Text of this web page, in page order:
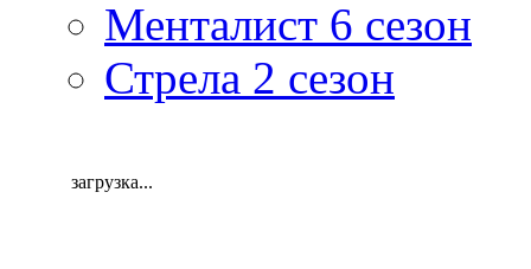
Менталист 6 сезон
Стрела 2 сезон
загрузка...